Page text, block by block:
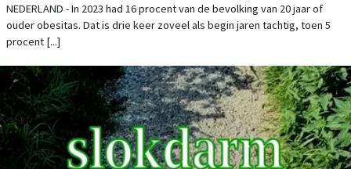
NEDERLAND - In 2023 had 16 procent van de bevolking van 20 jaar of
ouder obesitas. Dat is drie keer zoveel als begin jaren tachtig, toen 5
procent [...]